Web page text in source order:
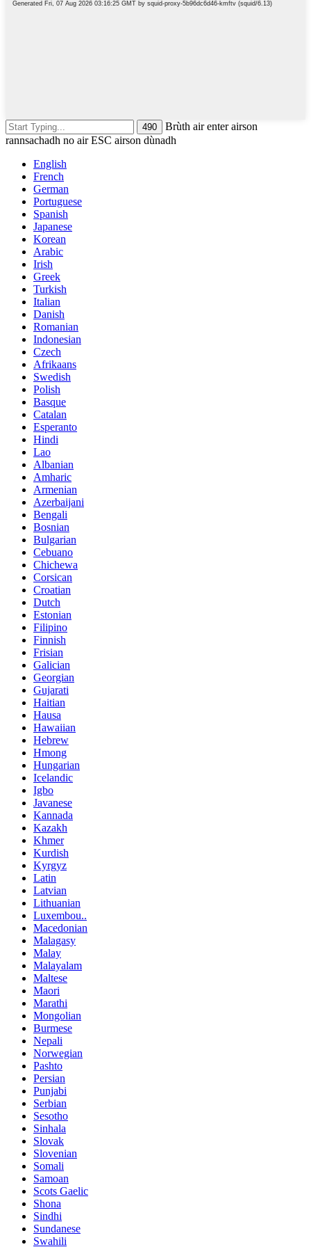
Brùth air enter airson
rannsachadh no air ESC airson dùnadh
English
French
German
Portuguese
Spanish
Japanese
Korean
Arabic
Irish
Greek
Turkish
Italian
Danish
Romanian
Indonesian
Czech
Afrikaans
Swedish
Polish
Basque
Catalan
Esperanto
Hindi
Lao
Albanian
Amharic
Armenian
Azerbaijani
Bengali
Bosnian
Bulgarian
Cebuano
Chichewa
Corsican
Croatian
Dutch
Estonian
Filipino
Finnish
Frisian
Galician
Georgian
Gujarati
Haitian
Hausa
Hawaiian
Hebrew
Hmong
Hungarian
Icelandic
Igbo
Javanese
Kannada
Kazakh
Khmer
Kurdish
Kyrgyz
Latin
Latvian
Lithuanian
Luxembou..
Macedonian
Malagasy
Malay
Malayalam
Maltese
Maori
Marathi
Mongolian
Burmese
Nepali
Norwegian
Pashto
Persian
Punjabi
Serbian
Sesotho
Sinhala
Slovak
Slovenian
Somali
Samoan
Scots Gaelic
Shona
Sindhi
Sundanese
Swahili